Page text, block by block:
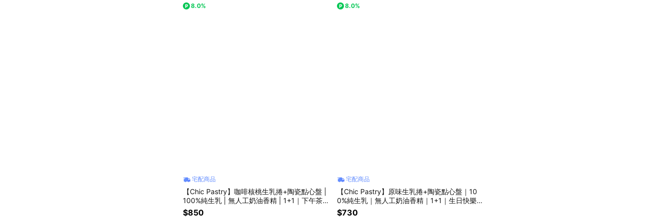
8.0% 8.0%
宅配商品
【Chic Pastry】咖啡核桃生乳捲+陶瓷點心盤 |
100%純生乳 | 無人工奶油香精 | 1+1｜下午茶甜
點｜生日快樂｜小孩點心
$850
宅配商品
【Chic Pastry】原味生乳捲+陶瓷點心盤｜10
0%純生乳｜無人工奶油香精｜1+1｜生日快樂｜
下午茶甜點｜小孩點心｜畢業禮
$730